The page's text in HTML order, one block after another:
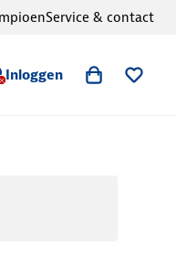
Inloggen
Service & contact